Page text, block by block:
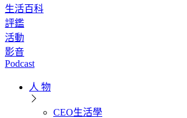
生活百科
評鑑
活動
影音
Podcast
人 物
CEO生活學